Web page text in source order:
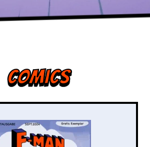
Comics